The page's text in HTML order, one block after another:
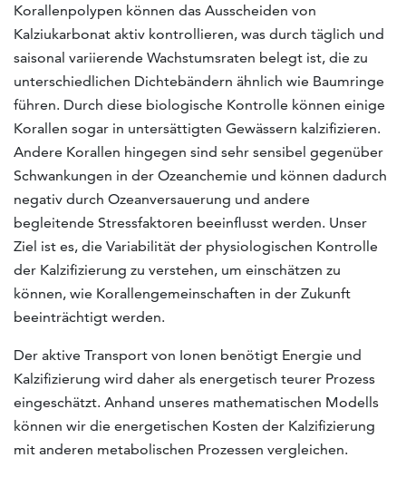
Korallenpolypen können das Ausscheiden von
Kalziukarbonat aktiv kontrollieren, was durch täglich und
saisonal variierende Wachstumsraten belegt ist, die zu
unterschiedlichen Dichtebändern ähnlich wie Baumringe
führen. Durch diese biologische Kontrolle können einige
Korallen sogar in untersättigten Gewässern kalzifizieren.
Andere Korallen hingegen sind sehr sensibel gegenüber
Schwankungen in der Ozeanchemie und können dadurch
negativ durch Ozeanversauerung und andere
begleitende Stressfaktoren beeinflusst werden. Unser
Ziel ist es, die Variabilität der physiologischen Kontrolle
der Kalzifizierung zu verstehen, um einschätzen zu
können, wie Korallengemeinschaften in der Zukunft
beeinträchtigt werden.
Der aktive Transport von Ionen benötigt Energie und
Kalzifizierung wird daher als energetisch teurer Prozess
eingeschätzt. Anhand unseres mathematischen Modells
können wir die energetischen Kosten der Kalzifizierung
mit anderen metabolischen Prozessen vergleichen.